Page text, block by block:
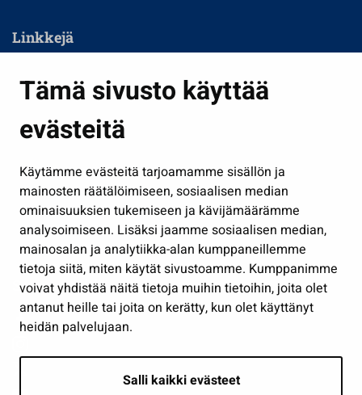
Tämä sivusto käyttää
evästeitä
Käytämme evästeitä tarjoamamme sisällön ja
mainosten räätälöimiseen, sosiaalisen median
ominaisuuksien tukemiseen ja kävijämäärämme
analysoimiseen. Lisäksi jaamme sosiaalisen median,
mainosalan ja analytiikka-alan kumppaneillemme
tietoja siitä, miten käytät sivustoamme. Kumppanimme
voivat yhdistää näitä tietoja muihin tietoihin, joita olet
antanut heille tai joita on kerätty, kun olet käyttänyt
heidän palvelujaan.
Salli kaikki evästeet
Linkkejä
Kasvatus ja opetus
Kulttuuri ja liikunta
Työ ja yrittäminen
Osallistu ja asioi
Näytä omat evästeasetukseni
Seuraa meitä